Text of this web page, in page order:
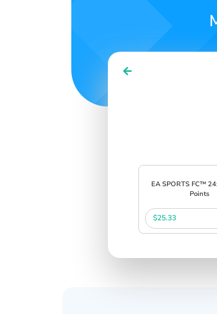
SIGN UP
EA SPORTS FC™
Points
$25.33